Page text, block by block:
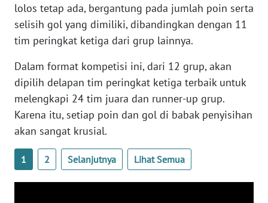
lolos tetap ada, bergantung pada jumlah poin serta
selisih gol yang dimiliki, dibandingkan dengan 11
tim peringkat ketiga dari grup lainnya.
Dalam format kompetisi ini, dari 12 grup, akan
dipilih delapan tim peringkat ketiga terbaik untuk
melengkapi 24 tim juara dan runner-up grup.
Karena itu, setiap poin dan gol di babak penyisihan
akan sangat krusial.
1 2 Selanjutnya Lihat Semua
WN
KEPRI
WN
PAPUA
WN
PAPUA
BARAT
WN
RIAU